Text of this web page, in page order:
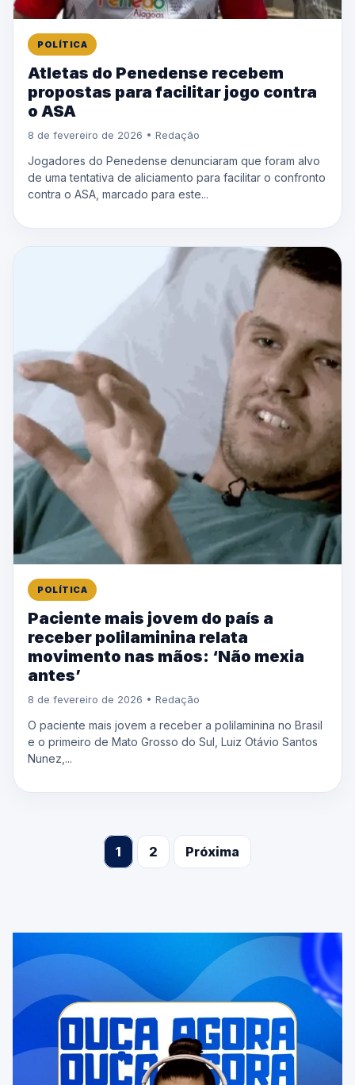
POLÍTICA
Atletas do Penedense recebem
propostas para facilitar jogo contra
o ASA
8 de fevereiro de 2026 • Redação
Jogadores do Penedense denunciaram que foram alvo
de uma tentativa de aliciamento para facilitar o confronto
contra o ASA, marcado para este...
POLÍTICA
Paciente mais jovem do país a
receber polilaminina relata
movimento nas mãos: ‘Não mexia
antes’
8 de fevereiro de 2026 • Redação
O paciente mais jovem a receber a polilaminina no Brasil
e o primeiro de Mato Grosso do Sul, Luiz Otávio Santos
Nunez,...
1 2 Próxima